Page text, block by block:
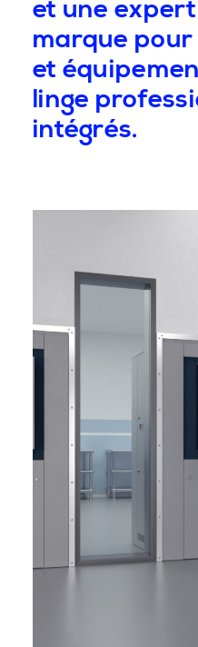
et une
marque
et
linge
intégrés.